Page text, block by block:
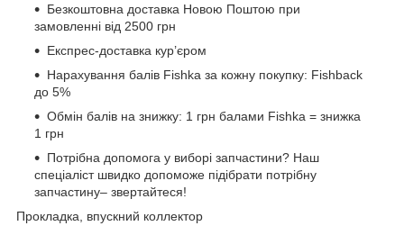
Безкоштовна доставка Новою Поштою при
замовленні від 2500 грн
Експрес-доставка кур’єром
Нарахування балів Fishka за кожну покупку: Fishback
до 5%
Обмін балів на знижку: 1 грн балами Fishka = знижка
1 грн
Потрібна допомога у виборі запчастини? Наш
спеціаліст швидко допоможе підібрати потрібну
запчастину– звертайтеся!
Прокладка, впускний коллектор